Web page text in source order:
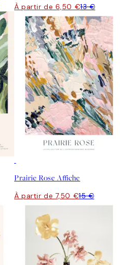
À partir de 6,50 €13 €
Prairie Rose Affiche
À partir de 7,50 €15 €